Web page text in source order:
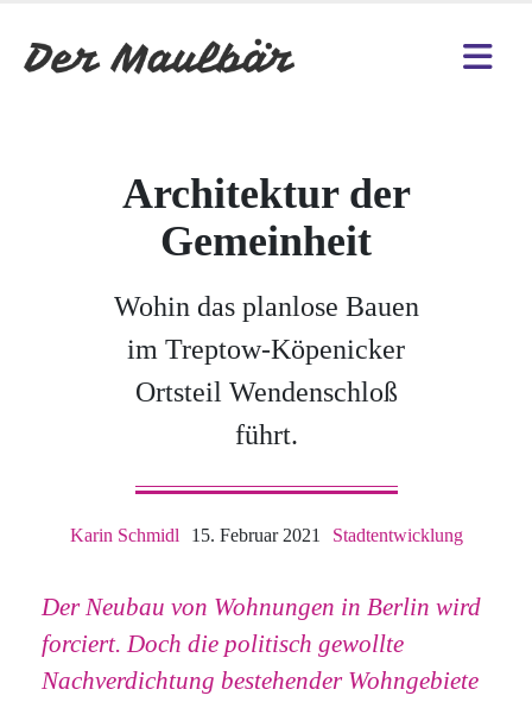
Architektur der
Gemeinheit
Wohin das planlose Bauen
im Treptow-Köpenicker
Ortsteil Wendenschloß
führt.
Karin Schmidl 15. Februar 2021 Stadtentwicklung
Der Neubau von Wohnungen in Berlin wird
forciert. Doch die politisch gewollte
Nachverdichtung bestehender Wohngebiete